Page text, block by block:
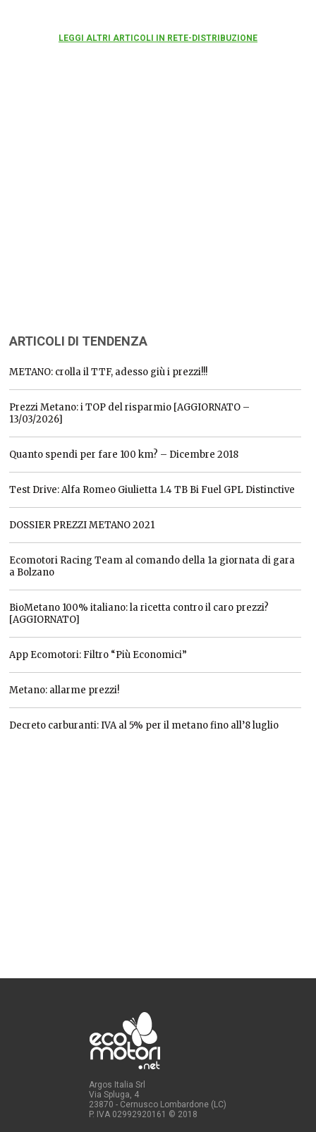
LEGGI ALTRI ARTICOLI IN RETE-DISTRIBUZIONE
ARTICOLI DI TENDENZA
METANO: crolla il TTF, adesso giù i prezzi!!!
Prezzi Metano: i TOP del risparmio [AGGIORNATO –
13/03/2026]
Quanto spendi per fare 100 km? – Dicembre 2018
Test Drive: Alfa Romeo Giulietta 1.4 TB Bi Fuel GPL Distinctive
DOSSIER PREZZI METANO 2021
Ecomotori Racing Team al comando della 1a giornata di gara
a Bolzano
BioMetano 100% italiano: la ricetta contro il caro prezzi?
[AGGIORNATO]
App Ecomotori: Filtro “Più Economici”
Metano: allarme prezzi!
Decreto carburanti: IVA al 5% per il metano fino all’8 luglio
Argos Italia Srl
Via Spluga, 4
23870 - Cernusco Lombardone (LC)
P. IVA 02992920161 © 2018